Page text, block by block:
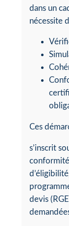
dans un
nécessite
Ces
s’inscrit
devis